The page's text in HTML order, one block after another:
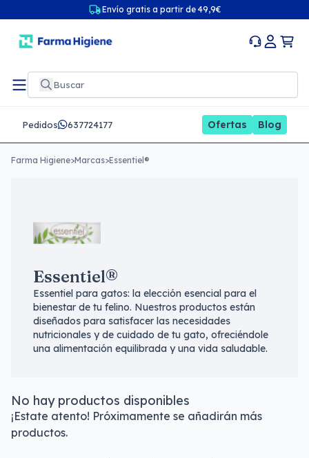
Envío gratis a partir de 49,9€
Pedidos 637724177 Ofertas Blog
Farma Higiene>Marcas>Essentiel®
Essentiel®
Essentiel para gatos: la elección esencial para el
bienestar de tu felino. Nuestros productos están
diseñados para satisfacer las necesidades
nutricionales y de cuidado de tu gato, ofreciéndole
una alimentación equilibrada y una vida saludable.
No hay productos disponibles
¡Estate atento! Próximamente se añadirán más
productos.